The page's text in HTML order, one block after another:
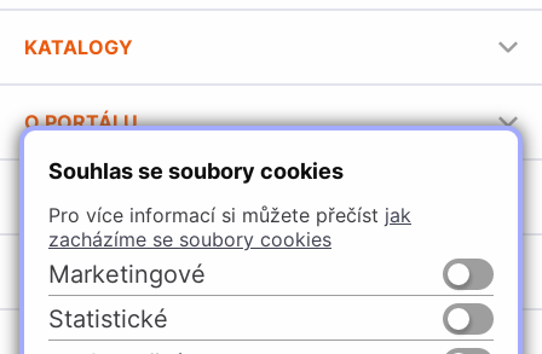
Souhlas se soubory cookies
Pro více informací si můžete přečíst jak
zacházíme se soubory cookies
Marketingové
Statistické
KATALOGY
Stavební katalog Häfele
Brožury Häfele
O PORTÁLU
Provozovatel portálu
Jak používat portál
Úchytky
Nábytkové kování
Vybavení kuchyní
POBOČKY
Domašín